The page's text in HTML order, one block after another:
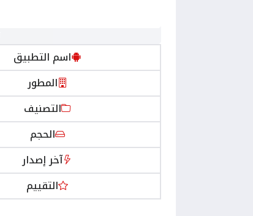
اسم التطبيق
المطور
التصنيف
الحجم
آخر إصدار
التقييم